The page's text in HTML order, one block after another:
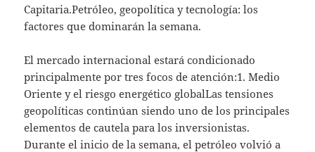
Capitaria.Petróleo, geopolítica y tecnología: los
factores que dominarán la semana.
El mercado internacional estará condicionado
principalmente por tres focos de atención:1. Medio
Oriente y el riesgo energético globalLas tensiones
geopolíticas continúan siendo uno de los principales
elementos de cautela para los inversionistas.
Durante el inicio de la semana, el petróleo volvió a